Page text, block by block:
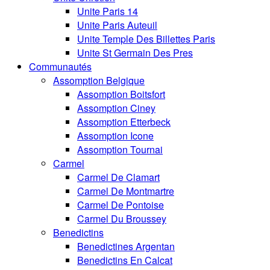
Unite Paris 14
Unite Paris Auteuil
Unite Temple Des Billettes Paris
Unite St Germain Des Pres
Communautés
Assomption Belgique
Assomption Boitsfort
Assomption Ciney
Assomption Etterbeck
Assomption Icone
Assomption Tournai
Carmel
Carmel De Clamart
Carmel De Montmartre
Carmel De Pontoise
Carmel Du Broussey
Benedictins
Benedictines Argentan
Benedictins En Calcat